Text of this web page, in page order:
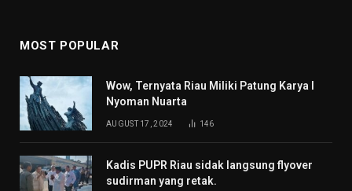
MOST POPULAR
Wow, Ternyata Riau Miliki Patung Karya I
Nyoman Nuarta
AUGUST 17, 2024 146
Kadis PUPR Riau sidak langsung flyover
sudirman yang retak.